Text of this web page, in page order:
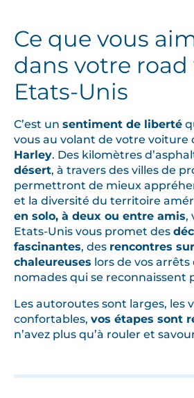
O
u
e
s
t
,
d
e
N
e
w
Y
o
r
k
l
’
i
Ce que vous
dans votre
Etats-Unis
C’est un sentiment de liberté
vous au volant de votre voiture
Harley. Des kilomètres
désert, à travers des villes de
permettront de mieux
et la diversité du territoire
en solo, à deux ou entre amis,
Etats-Unis vous promet des
fascinantes, des rencontres
chaleureuses lors de vos arrêts
nomades qui se reconnaissent
Les autoroutes sont larges, les
confortables, vos étapes sont
n’avez plus qu’à rouler et